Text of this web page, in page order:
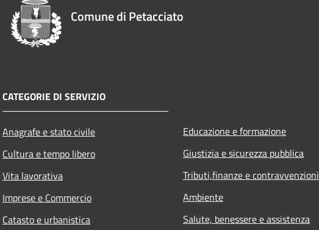
Comune di Petacciato
CATEGORIE DI SERVIZIO
Anagrafe e stato civile
Cultura e tempo libero
Vita lavorativa
Imprese e Commercio
Catasto e urbanistica
Educazione e formazione
Giustizia e sicurezza pubblica
Tributi,finanze e contravvenzioni
Ambiente
Salute, benessere e assistenza